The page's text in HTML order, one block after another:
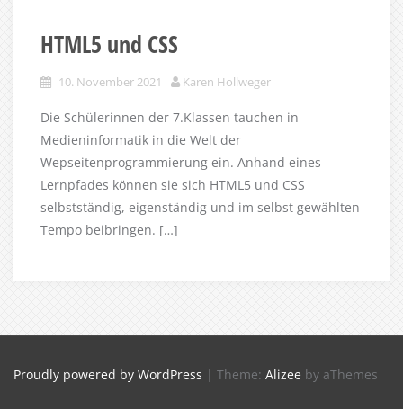
HTML5 und CSS
10. November 2021 Karen Hollweger
Die Schülerinnen der 7.Klassen tauchen in
Medieninformatik in die Welt der
Wepseitenprogrammierung ein. Anhand eines
Lernpfades können sie sich HTML5 und CSS
selbstständig, eigenständig und im selbst gewählten
Tempo beibringen. […]
Proudly powered by WordPress | Theme: Alizee by aThemes